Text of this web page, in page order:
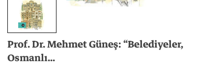
Prof. Dr. Mehmet Güneş: “Belediyeler,
Osmanlı...